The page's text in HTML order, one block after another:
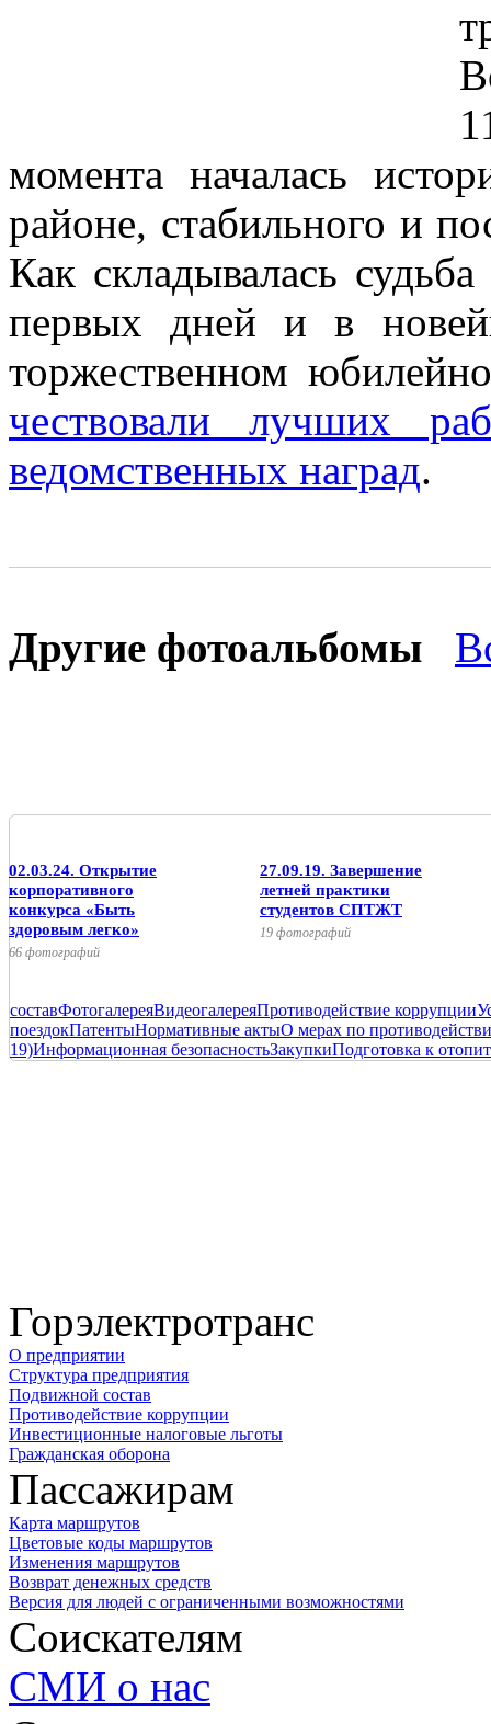
момента началась
районе, стабильного и
Как складывалась
первых дней и в
торжественном
чествовали лучших
ведомственных наград.
Другие фотоальбомы
02.03.24. Открытие
корпоративного
конкурса «Быть
здоровым легко»
66 фотографий
27.09.19. Завершение
летней практики
студентов СПТЖТ
19 фотографий
составФотогалереяВидеогалереяПротиводействие коррупции
поездокПатентыНормативные актыО мерах по
19)Информационная безопасностьЗакупкиПодготовка к
Горэлектротранс
О предприятии
Структура предприятия
Подвижной состав
Противодействие коррупции
Инвестиционные налоговые льготы
Гражданская оборона
Пассажирам
Карта маршрутов
Цветовые коды маршрутов
Изменения маршрутов
Возврат денежных средств
Версия для людей с ограниченными возможностями
Соискателям
СМИ о нас